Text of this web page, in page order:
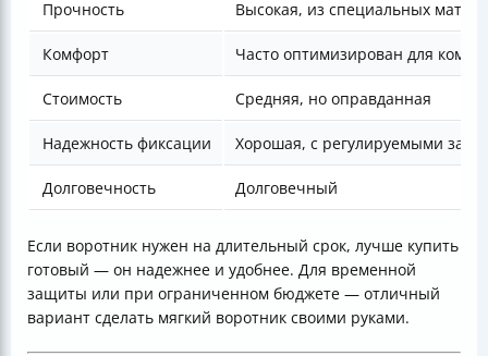
Прочность Высокая, из специальных
Комфорт Часто оптимизирован для
Стоимость Средняя, но оправданная
Надежность фиксации Хорошая, с регулируемыми
Долговечность Долговечный
Если воротник нужен на длительный срок, лучше купить
готовый — он надежнее и удобнее. Для временной
защиты или при ограниченном бюджете — отличный
вариант сделать мягкий воротник своими руками.